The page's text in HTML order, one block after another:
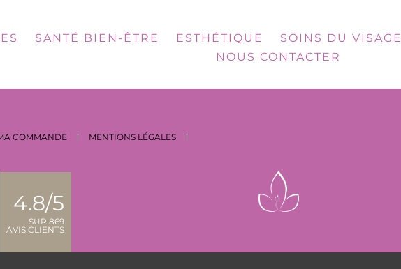
SANTÉ BIEN-ÊTRE ESTHÉTIQUE SOINS DU VISAGE
NOUS CONTACTER
COMMANDE
MENTIONS LÉGALES
4.8/5
SUR 869
AVIS CLIENTS